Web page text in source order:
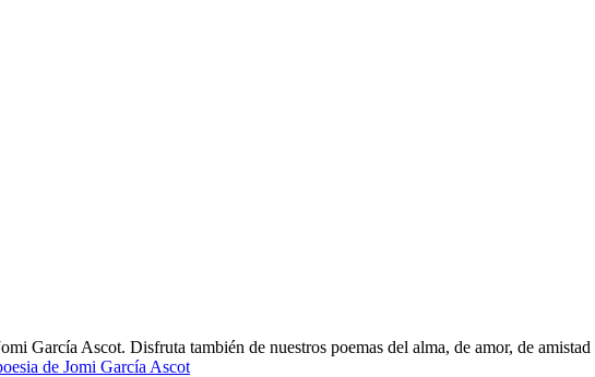
García Ascot. Disfruta también de nuestros poemas del alma, de amor, de
de Jomi García Ascot